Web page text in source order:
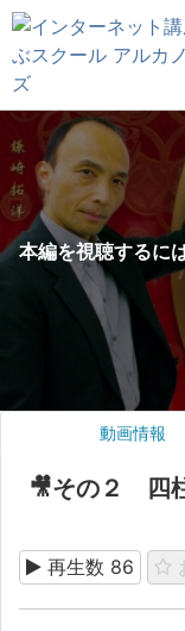
本編を視聴するに
動画情報
🎥その２ 四
再生数 86